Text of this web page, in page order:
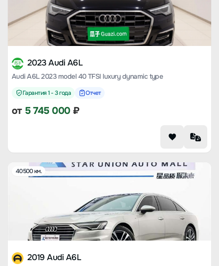
2023 Audi A6L
Audi A6L 2023 model 40 TFSI luxury dynamic type
Гарантия 1 - 3 года Отчет
от 5 745 000₽
40500 км.
2019 Audi A6L